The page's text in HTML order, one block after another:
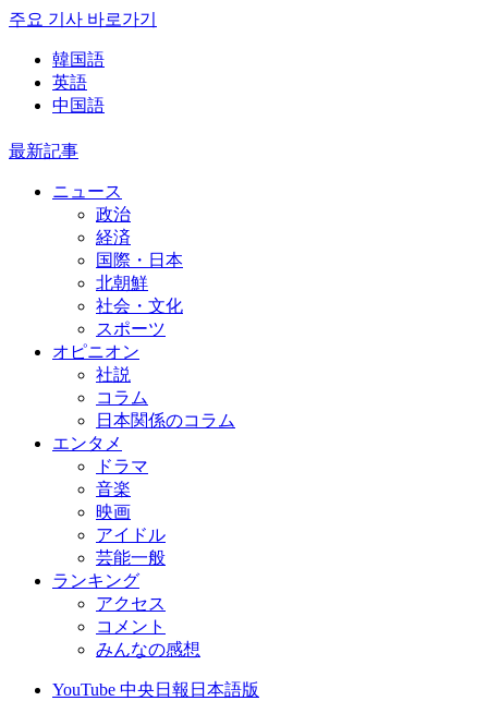
주요 기사 바로가기
韓国語
英語
中国語
最新記事
ニュース
政治
経済
国際・日本
北朝鮮
社会・文化
スポーツ
オピニオン
社説
コラム
日本関係のコラム
エンタメ
ドラマ
音楽
映画
アイドル
芸能一般
ランキング
アクセス
コメント
みんなの感想
YouTube 中央日報日本語版